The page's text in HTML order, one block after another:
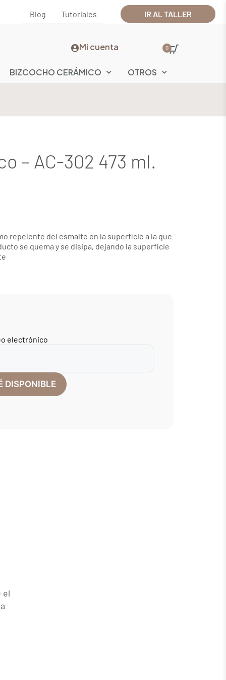
Blog Tutoriales IR AL TALLER
Mi cuenta 0
BIZCOCHO CERÁMICO OTROS
– AC-302 473 ml.
repelente del esmalte en la superficie a la que
se quema y se disipa, dejando la superficie
electrónico
el